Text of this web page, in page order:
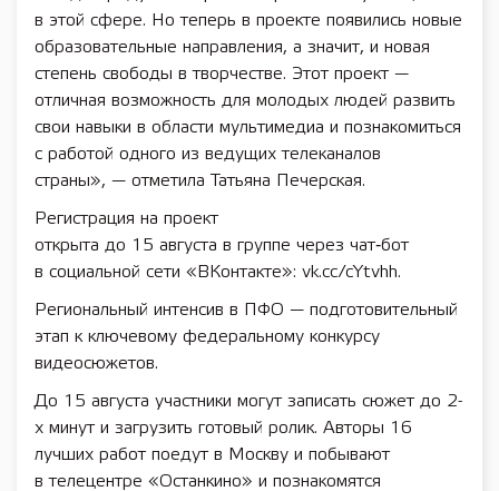
в этой сфере. Но теперь в проекте появились новые
образовательные направления, а значит, и новая
степень свободы в творчестве. Этот проект —
отличная возможность для молодых людей развить
свои навыки в области мультимедиа и познакомиться
с работой одного из ведущих телеканалов
страны», — отметила Татьяна Печерская.
Регистрация на проект
открыта до 15 августа в группе через чат‑бот
в социальной сети «ВКонтакте»: vk.cc/cYtvhh.
Региональный интенсив в ПФО — подготовительный
этап к ключевому федеральному конкурсу
видеосюжетов.
До 15 августа участники могут записать сюжет до 2-
х минут и загрузить готовый ролик. Авторы 16
лучших работ поедут в Москву и побывают
в телецентре «Останкино» и познакомятся